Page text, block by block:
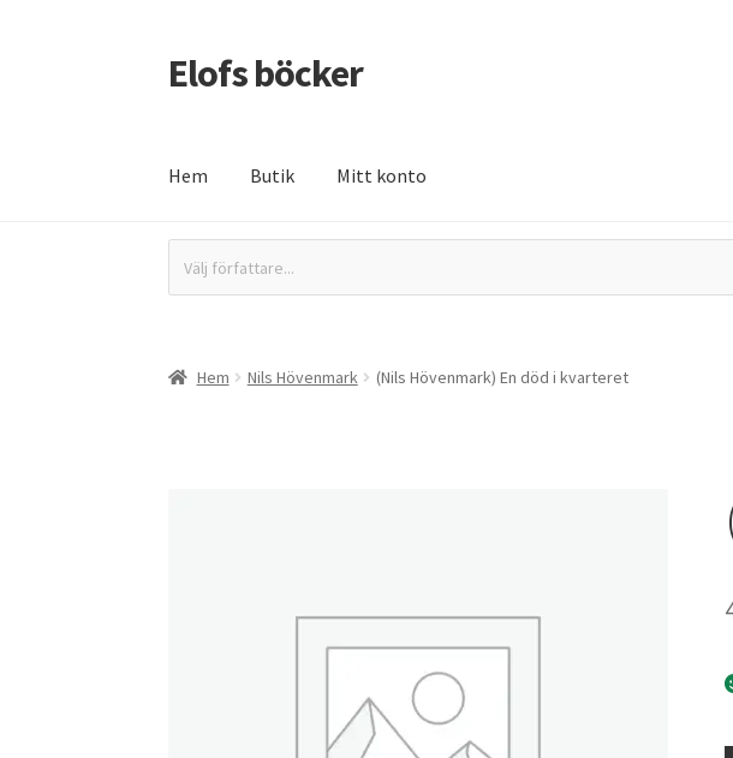
Hoppa
till
Hoppa
till
Elofs böcker
Hem Butik Mitt konto
Välj författare...
Hem Nils Hövenmark (Nils Hövenmark) En död i kvarteret